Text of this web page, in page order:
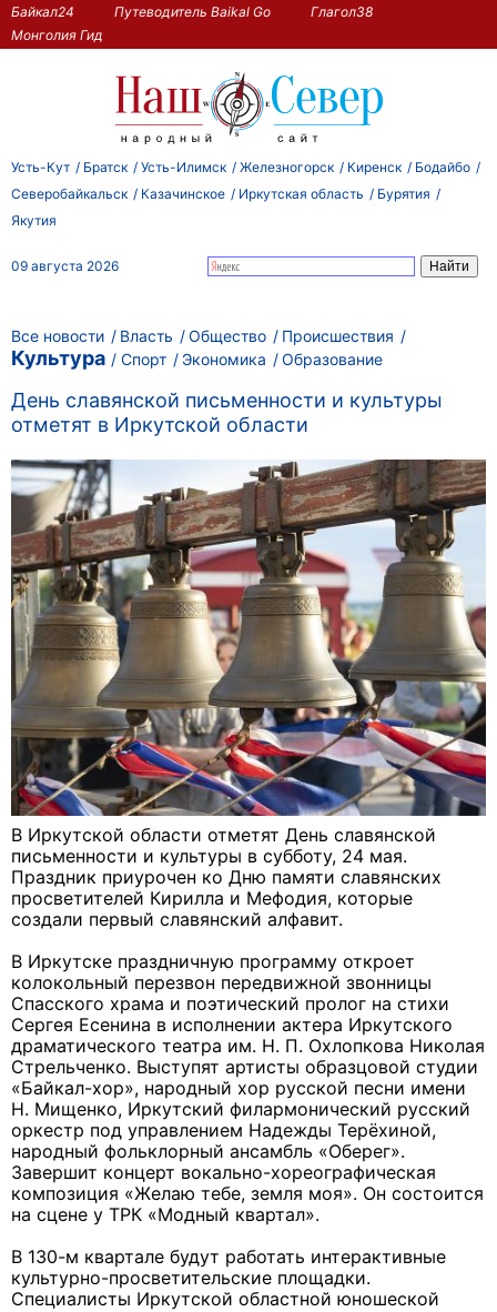
Байкал24 Путеводитель Baikal Go
Глагол38
Монголия Гид
Усть-Кут Братск Усть-Илимск Железногорск Киренск
Бодайбо
Северобайкальск
Казачинское Иркутская область
Бурятия
Якутия
09 августа 2026
Все новости Власть Общество Происшествия
Культура Спорт Экономика Образование
День славянской письменности и культуры
отметят в Иркутской области
В Иркутской области отметят День славянской
письменности и культуры в субботу, 24 мая.
Праздник приурочен ко Дню памяти славянских
просветителей Кирилла и Мефодия, которые
создали первый славянский алфавит.
В Иркутске праздничную программу откроет
колокольный перезвон передвижной звонницы
Спасского храма и поэтический пролог на стихи
Сергея Есенина в исполнении актера Иркутского
драматического театра им. Н. П. Охлопкова Николая
Стрельченко. Выступят артисты образцовой студии
«Байкал-хор», народный хор русской песни имени
Н. Мищенко, Иркутский филармонический русский
оркестр под управлением Надежды Терёхиной,
народный фольклорный ансамбль «Оберег».
Завершит концерт вокально-хореографическая
композиция «Желаю тебе, земля моя». Он состоится
на сцене у ТРК «Модный квартал».
В 130-м квартале будут работать интерактивные
культурно-просветительские площадки.
Специалисты Иркутской областной юношеской